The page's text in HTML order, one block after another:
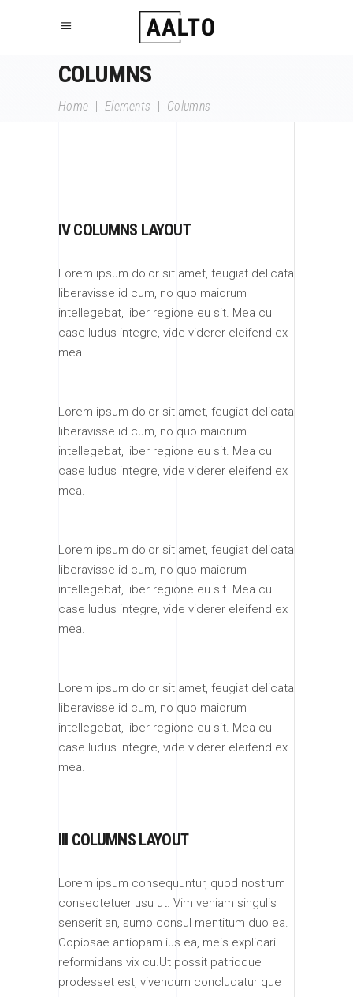
COLUMNS
Home Elements |Columns
IV COLUMNS LAYOUT
Lorem ipsum dolor sit amet, feugiat delicata
liberavisse id cum, no quo maiorum
intellegebat, liber regione eu sit. Mea cu
case ludus integre, vide viderer eleifend ex
mea.
Lorem ipsum dolor sit amet, feugiat delicata
liberavisse id cum, no quo maiorum
intellegebat, liber regione eu sit. Mea cu
case ludus integre, vide viderer eleifend ex
mea.
Lorem ipsum dolor sit amet, feugiat delicata
liberavisse id cum, no quo maiorum
intellegebat, liber regione eu sit. Mea cu
case ludus integre, vide viderer eleifend ex
mea.
Lorem ipsum dolor sit amet, feugiat delicata
liberavisse id cum, no quo maiorum
intellegebat, liber regione eu sit. Mea cu
case ludus integre, vide viderer eleifend ex
mea.
III COLUMNS LAYOUT
Lorem ipsum consequuntur, quod nostrum
consectetuer usu ut. Vim veniam singulis
senserit an, sumo consul mentitum duo ea.
Copiosae antiopam ius ea, meis explicari
reformidans vix cu.Ut possit patrioque
prodesset est, vivendum concludatur que